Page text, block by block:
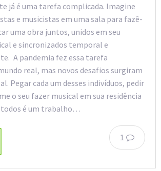
já é uma tarefa complicada. Imagine
e musicistas em uma sala para fazê-
uma obra juntos, unidos em seu
e sincronizados temporal e
A pandemia fez essa tarefa
real, mas novos desafios surgiram
Pegar cada um desses indivíduos, pedir
o seu fazer musical em sua residência
todos é um trabalho…
1